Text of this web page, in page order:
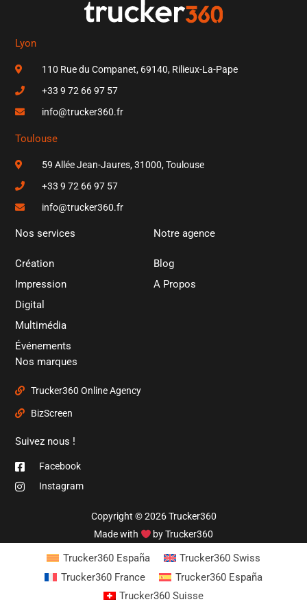
Lyon
110 Rue du Companet, 69140, Rilieux-La-Pape
+33 9 72 66 97 57
info@trucker360.fr
Toulouse
59 Allée Jean-Jaures, 31000, Toulouse
+33 9 72 66 97 57
info@trucker360.fr
Nos services
Création
Impression
Digital
Multimédia
Événements
Notre agence
Blog
A Propos
Nos marques
Trucker360 Online Agency
BizScreen
Suivez nous !
Facebook
Instagram
Copyright © 2026 Trucker360
Made with
by Trucker360
Trucker360 España
Trucker360 Swiss
Trucker360 France
Trucker360 España
Trucker360 Suisse